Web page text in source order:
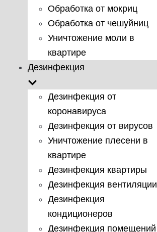
Обработка от мокриц
Обработка от чешуйниц
Уничтожение моли в
квартире
Дезинфекция
Дезинфекция от
коронавируса
Дезинфекция от вирусов
Уничтожение плесени в
квартире
Дезинфекция квартиры
Дезинфекция вентиляции
Дезинфекция
кондиционеров
Дезинфекция помещений